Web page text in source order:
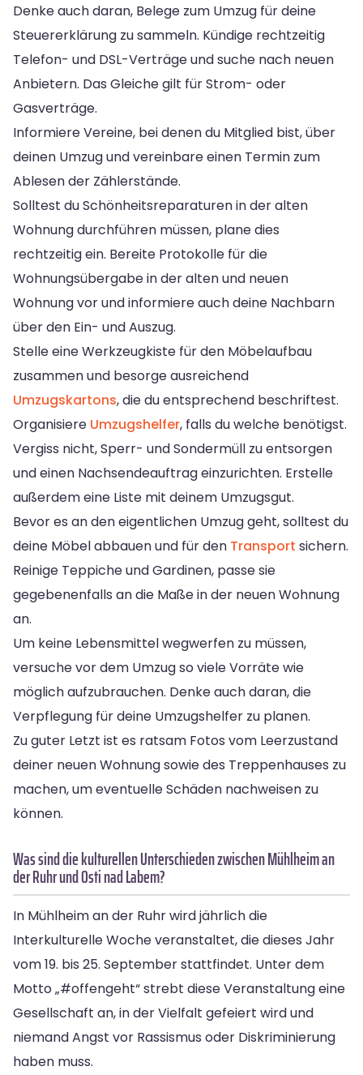
Denke auch daran, Belege zum Umzug für deine
Steuererklärung zu sammeln. Kündige rechtzeitig
Telefon- und DSL-Verträge und suche nach neuen
Anbietern. Das Gleiche gilt für Strom- oder
Gasverträge.
Informiere Vereine, bei denen du Mitglied bist, über
deinen Umzug und vereinbare einen Termin zum
Ablesen der Zählerstände.
Solltest du Schönheitsreparaturen in der alten
Wohnung durchführen müssen, plane dies
rechtzeitig ein. Bereite Protokolle für die
Wohnungsübergabe in der alten und neuen
Wohnung vor und informiere auch deine Nachbarn
über den Ein- und Auszug.
Stelle eine Werkzeugkiste für den Möbelaufbau
zusammen und besorge ausreichend
Umzugskartons, die du entsprechend beschriftest.
Organisiere Umzugshelfer, falls du welche benötigst.
Vergiss nicht, Sperr- und Sondermüll zu entsorgen
und einen Nachsendeauftrag einzurichten. Erstelle
außerdem eine Liste mit deinem Umzugsgut.
Bevor es an den eigentlichen Umzug geht, solltest du
deine Möbel abbauen und für den Transport sichern.
Reinige Teppiche und Gardinen, passe sie
gegebenenfalls an die Maße in der neuen Wohnung
an.
Um keine Lebensmittel wegwerfen zu müssen,
versuche vor dem Umzug so viele Vorräte wie
möglich aufzubrauchen. Denke auch daran, die
Verpflegung für deine Umzugshelfer zu planen.
Zu guter Letzt ist es ratsam Fotos vom Leerzustand
deiner neuen Wohnung sowie des Treppenhauses zu
machen, um eventuelle Schäden nachweisen zu
können.
Was sind die kulturellen Unterschieden zwischen Mühlheim an
der Ruhr und Osti nad Labem?
In Mühlheim an der Ruhr wird jährlich die
Interkulturelle Woche veranstaltet, die dieses Jahr
vom 19. bis 25. September stattfindet. Unter dem
Motto „#offengeht“ strebt diese Veranstaltung eine
Gesellschaft an, in der Vielfalt gefeiert wird und
niemand Angst vor Rassismus oder Diskriminierung
haben muss.